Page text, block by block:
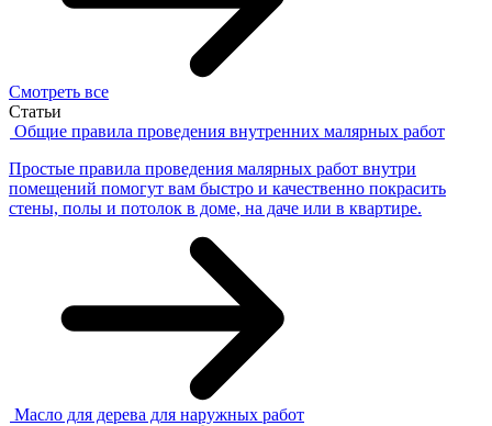
Смотреть все
Статьи
Общие правила проведения внутренних малярных работ
Простые правила проведения малярных работ внутри
помещений помогут вам быстро и качественно покрасить
стены, полы и потолок в доме, на даче или в квартире.
Масло для дерева для наружных работ